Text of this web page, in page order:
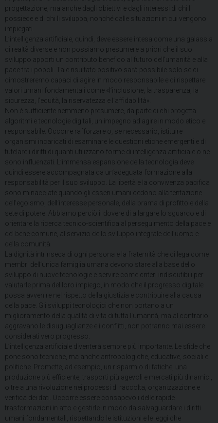
progettazione, ma anche dagli obiettivi e dagli interessi di chi li
possiede e di chi li sviluppa, nonché dalle situazioni in cui vengono
impiegati.
L’intelligenza artificiale, quindi, deve essere intesa come una galassia
di realtà diverse e non possiamo presumere a priori che il suo
sviluppo apporti un contributo benefico al futuro dell’umanità e alla
pace tra i popoli. Tale risultato positivo sarà possibile solo se ci
dimostreremo capaci di agire in modo responsabile e di rispettare
valori umani fondamentali come «l’inclusione, la trasparenza, la
sicurezza, l’equità, la riservatezza e l’affidabilità».
Non è sufficiente nemmeno presumere, da parte di chi progetta
algoritmi e tecnologie digitali, un impegno ad agire in modo etico e
responsabile. Occorre rafforzare o, se necessario, istituire
organismi incaricati di esaminare le questioni etiche emergenti e di
tutelare i diritti di quanti utilizzano forme di intelligenza artificiale o ne
sono influenzati. L’immensa espansione della tecnologia deve
quindi essere accompagnata da un’adeguata formazione alla
responsabilità per il suo sviluppo. La libertà e la convivenza pacifica
sono minacciate quando gli esseri umani cedono alla tentazione
dell’egoismo, dell’interesse personale, della brama di profitto e della
sete di potere. Abbiamo perciò il dovere di allargare lo sguardo e di
orientare la ricerca tecnico-scientifica al perseguimento della pace e
del bene comune, al servizio dello sviluppo integrale dell’uomo e
della comunità.
La dignità intrinseca di ogni persona e la fraternità che ci lega come
membri dell’unica famiglia umana devono stare alla base dello
sviluppo di nuove tecnologie e servire come criteri indiscutibili per
valutarle prima del loro impiego, in modo che il progresso digitale
possa avvenire nel rispetto della giustizia e contribuire alla causa
della pace. Gli sviluppi tecnologici che non portano a un
miglioramento della qualità di vita di tutta l’umanità, ma al contrario
aggravano le disuguaglianze e i conflitti, non potranno mai essere
considerati vero progresso.
L’intelligenza artificiale diventerà sempre più importante. Le sfide che
pone sono tecniche, ma anche antropologiche, educative, sociali e
politiche. Promette, ad esempio, un risparmio di fatiche, una
produzione più efficiente, trasporti più agevoli e mercati più dinamici,
oltre a una rivoluzione nei processi di raccolta, organizzazione e
verifica dei dati. Occorre essere consapevoli delle rapide
trasformazioni in atto e gestirle in modo da salvaguardare i diritti
umani fondamentali, rispettando le istituzioni e le leggi che